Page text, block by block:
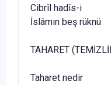
Cibrîl hadîs-i
İslâmın beş rüknü
TAHARET
Taharet nedir